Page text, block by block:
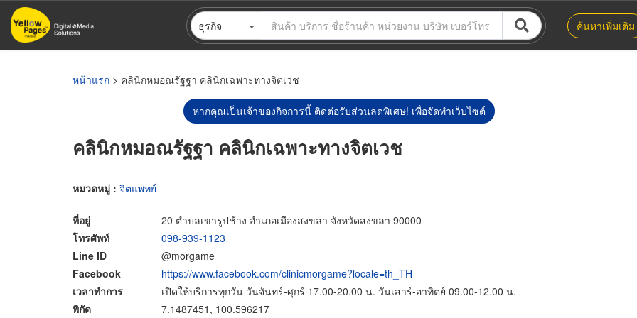
ข้าม
ไป
ธุรกิจ ค้นหาเพิ่มเติม
หน้าแรก > คลินิกหมอณรัฐฐา คลินิกเฉพาะทางจิตเวช
หากคุณเป็นเจ้าของกิจการนี้ ติดต่อรับส่วนลดพิเศษ! เพื่อจัดทำเว็บไซต์
คลินิกหมอณรัฐฐา คลินิกเฉพาะทางจิตเวช
หมวดหมู่ : จิตแพทย์
ที่อยู่
20 ตำบลเขารูปช้าง อำเภอเมืองสงขลา จังหวัดสงขลา 90000
โทรศัพท์
098-939-1123
Line ID
@morgame
Facebook
https://www.facebook.com/clinicmorgame?locale=th_TH
เวลาทำการ
เปิดให้บริการทุกวัน วันจันทร์-ศุกร์ 17.00-20.00 น. วันเสาร์-อาทิตย์ 09.00-12.00 น.
พิกัด
7.1487451, 100.596217